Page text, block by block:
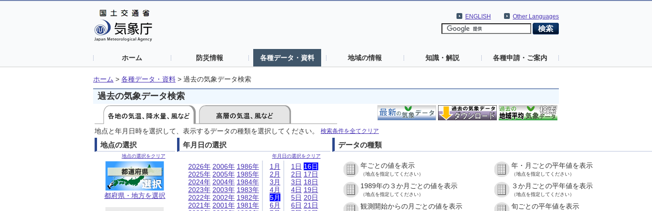
Other Languages
ENGLISH
ホーム 防災情報 各種データ・資料 地域の情報 知識・解説 各種申請・ご案内
ホーム > 各種データ・資料 > 過去の気象データ検索
過去の気象データ検索
地点と年月日時を選択して、表示するデータの種類を選択してください。 検索条件を全てクリア
地点の選択
地点の選択をクリア
都府県・地方を選択
年月日の選択
年月日の選択をクリア
2026年
2025年
2024年
2023年
2022年
2021年
2006年
2005年
2004年
2003年
2002年
2001年
1986年
1985年
1984年
1983年
1982年
1981年
1月
2月
3月
4月
5月
6月
1日
2日
3日
4日
5日
6日
16日
17日
18日
19日
20日
21日
データの種類
年ごとの値を表示
（地点を指定してください）
年・月ごとの平年値を表示
（地点を指定してください）
1989年の３か月ごとの値を表示
（地点を指定してください）
３か月ごとの平年値を表示
（地点を指定してください）
観測開始からの月ごとの値を表示 旬ごとの平年値を表示